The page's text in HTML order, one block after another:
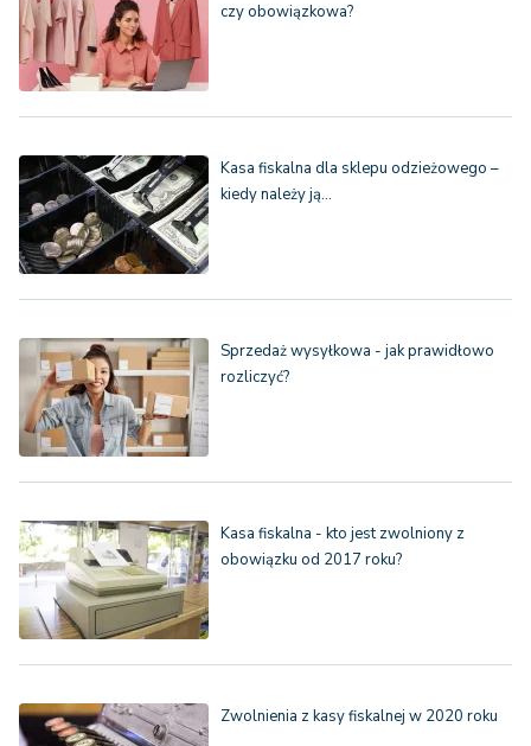
czy obowiązkowa?
Kasa fiskalna dla sklepu odzieżowego –
kiedy należy ją…
Sprzedaż wysyłkowa - jak prawidłowo
rozliczyć?
Kasa fiskalna - kto jest zwolniony z
obowiązku od 2017 roku?
Zwolnienia z kasy fiskalnej w 2020 roku